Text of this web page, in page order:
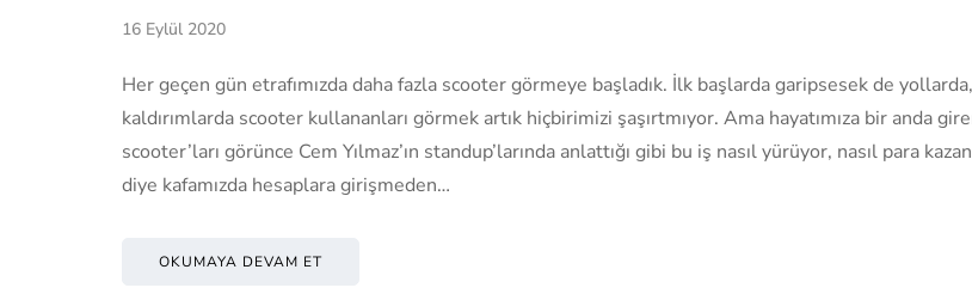
16 Eylül 2020
Her geçen gün etrafımızda daha fazla scooter görmeye başladık. İlk başlarda garipsesek de yollarda,
kaldırımlarda scooter kullananları görmek artık hiçbirimizi şaşırtmıyor. Ama hayatımıza bir anda
scooter’ları görünce Cem Yılmaz’ın standup’larında anlattığı gibi bu iş nasıl yürüyor, nasıl para
diye kafamızda hesaplara girişmeden…
OKUMAYA DEVAM ET